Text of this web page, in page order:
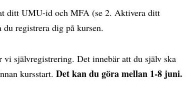
ditt UMU-id och MFA (se 2. Aktivera ditt
registrera dig på kursen.
vi självregistrering. Det innebär att du själv ska
kursstart. Det kan du göra mellan 1-8 juni.